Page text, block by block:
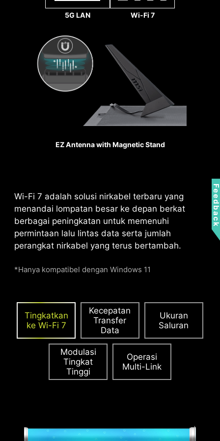
5G LAN Wi-Fi 7
EZ Antenna with Magnetic Stand
Wi-Fi 7 adalah solusi nirkabel terbaru yang
menandai lompatan besar ke depan berkat
berbagai peningkatan untuk memenuhi
permintaan lalu lintas data serta jumlah
perangkat nirkabel yang terus bertambah.
*Hanya kompatibel dengan Windows 11
Tingkatkan
ke Wi-Fi 7
Kecepatan
Transfer
Data
Ukuran
Saluran
Modulasi
Tingkat
Tinggi
Operasi
Multi-Link
32
1.2X WEIGHT ENDURANCE
STEEL ARMOR II
Dibandingkan generasi
bobot Steel Armor II
sangat baik.
PCIE SUPPLEMENTAL POWER
eksklusif menyediakan daya khusus untuk
memastikan kinerja yang stabil, efisien, dan
berkelanjutan.
Pelajari lebih lanjut tentang
kompatibilitas casing.